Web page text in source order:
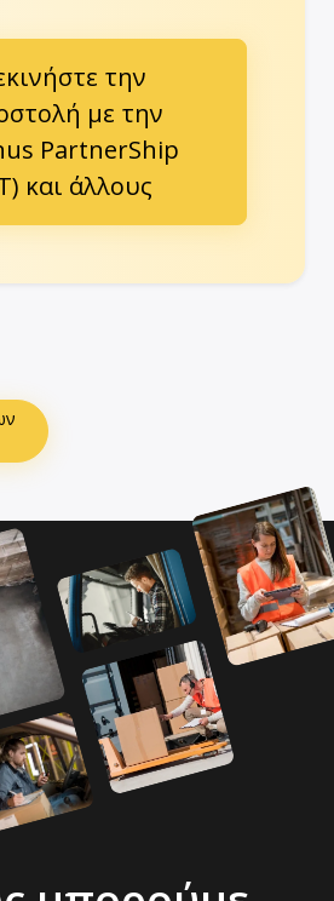
την
με την
PartnerShip
και άλλους